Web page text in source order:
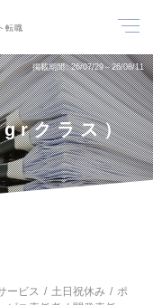
転職
掲載期間 26/07/29～26/08/11
クラス）
ービス 土日祝休み
ポ